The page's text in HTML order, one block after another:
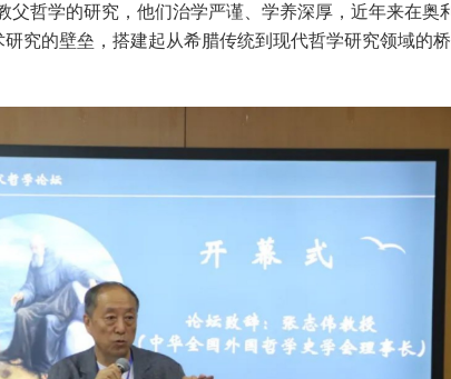
哲学的研究，他们治学严谨、学养深厚，近年来在
究的壁垒，搭建起从希腊传统到现代哲学研究领域的